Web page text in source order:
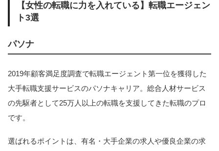
【女性の転職に力を入れている】転職エージェン
ト3選
パソナ
2019年顧客満足度調査で転職エージェント第一位を獲得した
大手転職支援サービスのパソナキャリア。総合人材サービス
の先駆者として25万人以上の転職を支援してきた転職のプロ
です。
選ばれるポイントは、有名・大手企業の求人や優良企業の求